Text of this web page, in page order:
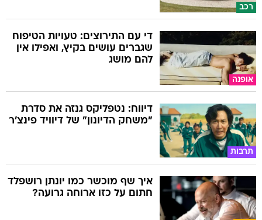
רכב
אופנה
די עם התירוצים: טעויות הטיפוח
שגברים עושים בקיץ, ואפילו אין
להם מושג
תרבות
דיווח: נטפליקס גנזה את סדרת
"משחק הדיונון" של דיוויד פינצ'ר
איך שף מוכשר כמו יונתן רושפלד
חתום על כזו ארוחה גרועה?